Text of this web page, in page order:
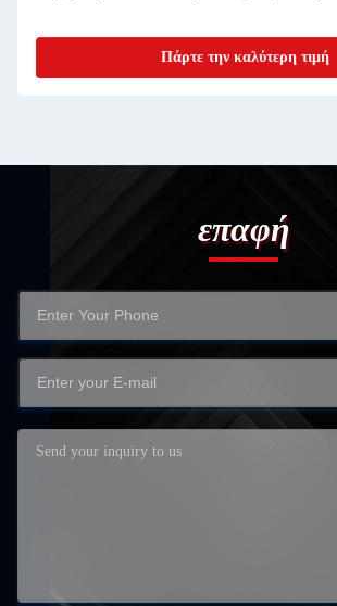
Πάρτε την καλύτερη τιμή
επαφή